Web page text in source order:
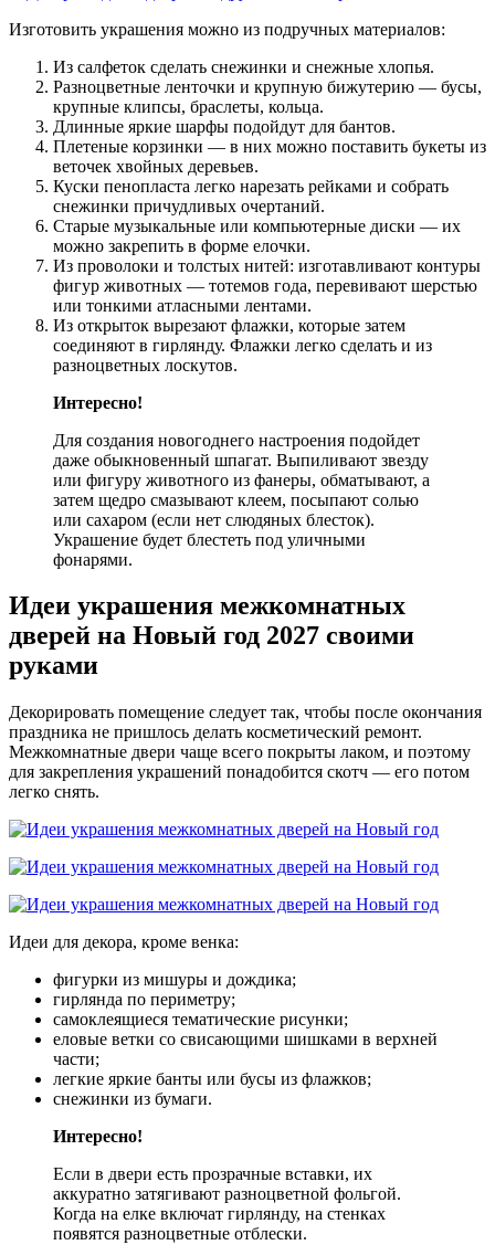
Изготовить украшения можно из подручных материалов:
Из салфеток сделать снежинки и снежные хлопья.
Разноцветные ленточки и крупную бижутерию — бусы,
крупные клипсы, браслеты, кольца.
Длинные яркие шарфы подойдут для бантов.
Плетеные корзинки — в них можно поставить букеты из
веточек хвойных деревьев.
Куски пенопласта легко нарезать рейками и собрать
снежинки причудливых очертаний.
Старые музыкальные или компьютерные диски — их
можно закрепить в форме елочки.
Из проволоки и толстых нитей: изготавливают контуры
фигур животных — тотемов года, перевивают шерстью
или тонкими атласными лентами.
Из открыток вырезают флажки, которые затем
соединяют в гирлянду. Флажки легко сделать и из
разноцветных лоскутов.
Интересно!
Для создания новогоднего настроения подойдет
даже обыкновенный шпагат. Выпиливают звезду
или фигуру животного из фанеры, обматывают, а
затем щедро смазывают клеем, посыпают солью
или сахаром (если нет слюдяных блесток).
Украшение будет блестеть под уличными
фонарями.
Идеи украшения межкомнатных
дверей на Новый год 2027 своими
руками
Декорировать помещение следует так, чтобы после окончания
праздника не пришлось делать косметический ремонт.
Межкомнатные двери чаще всего покрыты лаком, и поэтому
для закрепления украшений понадобится скотч — его потом
легко снять.
Идеи для декора, кроме венка:
фигурки из мишуры и дождика;
гирлянда по периметру;
самоклеящиеся тематические рисунки;
еловые ветки со свисающими шишками в верхней
части;
легкие яркие банты или бусы из флажков;
снежинки из бумаги.
Интересно!
Если в двери есть прозрачные вставки, их
аккуратно затягивают разноцветной фольгой.
Когда на елке включат гирлянду, на стенках
появятся разноцветные отблески.